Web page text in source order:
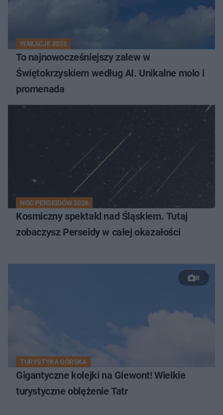
WAKACJE 2026
To najnowocześniejszy zalew w
Świętokrzyskiem według AI. Unikalne molo i
promenada
NOC PERSEIDÓW 2026
Kosmiczny spektakl nad Śląskiem. Tutaj
zobaczysz Perseidy w całej okazałości
8
TURYSTYKA GÓRSKA
Gigantyczne kolejki na Giewont! Wielkie
turystyczne oblężenie Tatr